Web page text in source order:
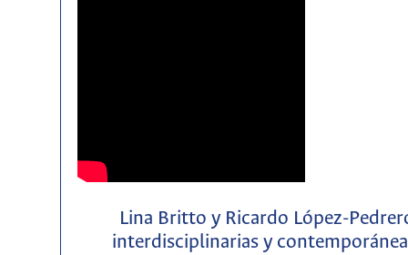
Lina Britto y Ricardo López-
interdisciplinarias y